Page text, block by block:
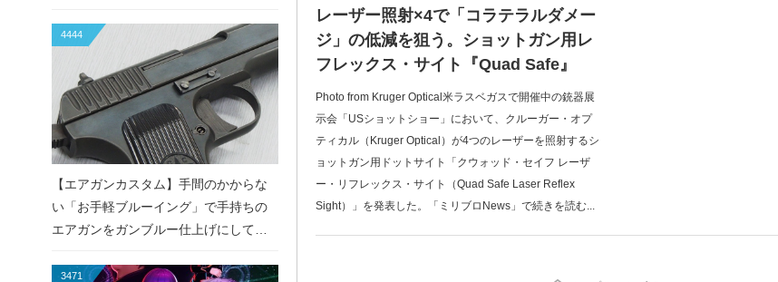
レーザー照射×4で「コラテラルダメー
ジ」の低減を狙う。ショットガン用レ
フレックス・サイト『Quad Safe』
Photo from Kruger Optical米ラスベガスで開催中の銃器展
示会「USショットショー」において、クルーガー・オプ
ティカル（Kruger Optical）が4つのレーザーを照射するシ
ョットガン用ドットサイト「クウォッド・セイフ レーザ
ー・リフレックス・サイト（Quad Safe Laser Reflex
Sight）」を発表した。「ミリブロNews」で続きを読む...
4444
【エアガンカスタム】手間のかからな
い「お手軽ブルーイング」で手持ちの
エアガンをガンブルー仕上げにしてみ
3471